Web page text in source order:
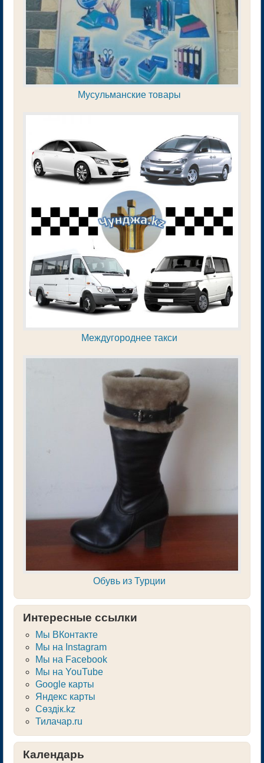
Мусульманские товары
Междугороднее такси
Обувь из Турции
Интересные ссылки
Мы ВКонтакте
Мы на Instagram
Мы на Facebook
Мы на YouTube
Google карты
Яндекс карты
Сөздік.kz
Тилачар.ru
Календарь